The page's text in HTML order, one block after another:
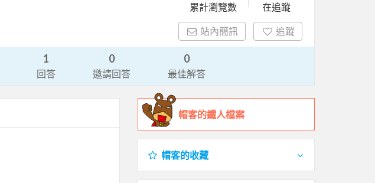
累計瀏覽數
在追蹤
站內簡訊 追蹤
1
回答
0
邀請回答
0
最佳解答
帽客的鐵人檔案
帽客的收藏